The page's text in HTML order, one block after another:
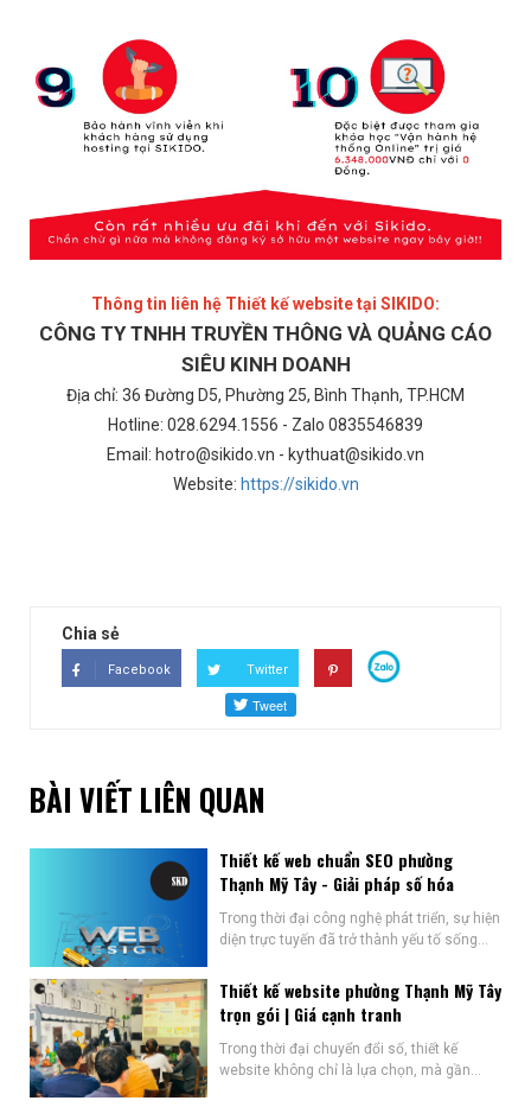
Thông tin liên hệ Thiết kế website tại SIKIDO:
CÔNG TY TNHH TRUYỀN THÔNG VÀ QUẢNG CÁO
SIÊU KINH DOANH
Địa chỉ: 36 Đường D5, Phường 25, Bình Thạnh, TP.HCM
Hotline: 028.6294.1556 - Zalo 0835546839
Email: hotro@sikido.vn - kythuat@sikido.vn
Website: https://sikido.vn
Chia sẻ
Facebook Twitter
BÀI VIẾT LIÊN QUAN
Thiết kế web chuẩn SEO phường
Thạnh Mỹ Tây - Giải pháp số hóa
Trong thời đại công nghệ phát triển, sự hiện
diện trực tuyến đã trở thành yếu tố sống...
Thiết kế website phường Thạnh Mỹ Tây
trọn gói | Giá cạnh tranh
Trong thời đại chuyển đổi số, thiết kế
website không chỉ là lựa chọn, mà gần...